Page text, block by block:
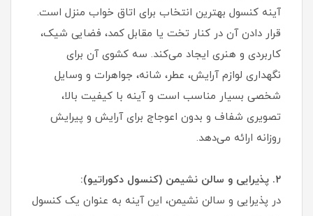
آینه کنسول بهترین انتخاب برای اتاق خواب منزل است.
قرار دادن آن در کنار تخت یا مقابل کمد، فضایی شیک،
کاربردی و هنری ایجاد می‌کند. سه کشوی آن برای
نگهداری لوازم آرایش، عطر، شانه، جواهرات و وسایل
شخصی بسیار مناسب است و آینه با کیفیت بالا،
تصویری شفاف و بدون اعوجاج برای آرایش و پیرایش
روزانه ارائه می‌دهد.
۲. پذیرایی و سالن نشیمن (کنسول دکوراتیو):
در پذیرایی و سالن نشیمن، این آینه به عنوان یک کنسول